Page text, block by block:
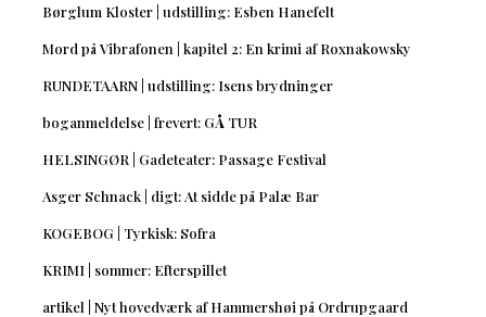
Børglum Kloster | udstilling: Esben Hanefelt
Mord på Vibrafonen | kapitel 2: En krimi af Roxnakowsky
RUNDETAARN | udstilling: Isens brydninger
boganmeldelse | frevert: GÅ TUR
HELSINGØR | Gadeteater: Passage Festival
Asger Schnack | digt: At sidde på Palæ Bar
KOGEBOG | Tyrkisk: Sofra
KRIMI | sommer: Efterspillet
artikel | Nyt hovedværk af Hammershøi på Ordrupgaard